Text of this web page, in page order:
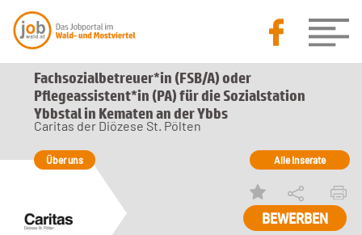
Fachsozialbetreuer*in (FSB/A) oder
Pflegeassistent*in (PA) für die Sozialstation
Ybbstal in Kematen an der Ybbs
Caritas der Diözese St. Pölten
Über uns Alle Inserate